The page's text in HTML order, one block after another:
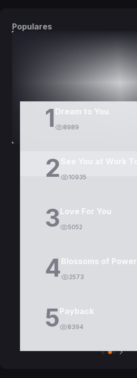
Populares
1 Dream to You
8989
2 10935
3Love For You
5052
4Blossoms of Power
2573
5Payback
8394